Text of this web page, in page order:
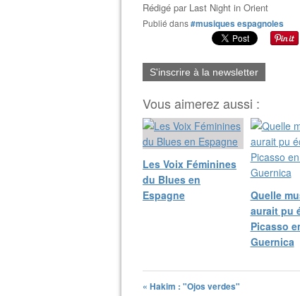
Rédigé par Last Night in Orient
Publié dans#musiques espagnoles
S'inscrire à la newsletter
Vous aimerez aussi :
Les Voix Féminines
du Blues en
Espagne
Quelle
aurait pu
Picasso
Guernica
« Hakim : "Ojos verdes"